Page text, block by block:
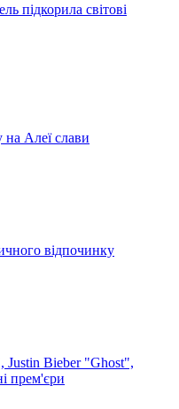
підкорила світові
на Алеї слави
відпочинку
Bieber "Ghost",
прем'єри